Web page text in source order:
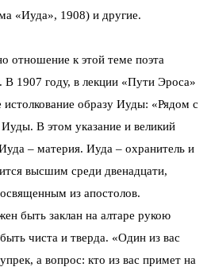
«Иуда», 1908) и другие.
отношение к этой теме поэта
1907 году, в лекции «Пути Эроса»
образу Иуды: «Рядом с
В этом указание и великий
– материя. Иуда – охранитель и
высшим среди двенадцати,
из апостолов.
быть заклан на алтаре рукою
чиста и тверда. «Один из вас
а вопрос: кто из вас примет на